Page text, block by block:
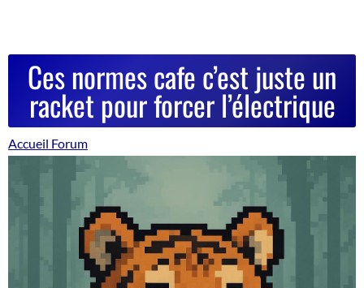
Ces normes cafe c’est juste un
racket pour forcer l’électrique
Accueil Forum